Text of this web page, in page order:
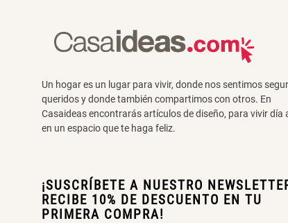
Un hogar es un lugar para vivir, donde nos sentimos
queridos y donde también compartimos con otros. En
Casaideas encontrarás artículos de diseño, para vivir día
en un espacio que te haga feliz.
¡SUSCRÍBETE A NUESTRO
RECIBE 10% DE DESCUENTO EN TU
PRIMERA COMPRA!